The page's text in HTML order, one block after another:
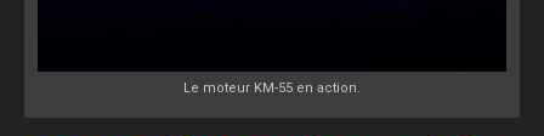
Le moteur KM-55 en action.